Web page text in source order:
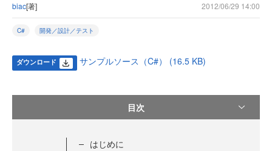
biac[著] 2012/06/29 14:00
C# 開発／設計／テスト
ダウンロード サンプルソース（C#） (16.5 KB)
目次
はじめに